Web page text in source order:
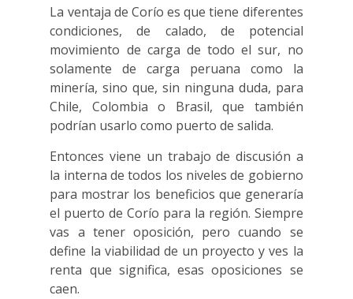
La ventaja de Corío es que tiene diferentes
condiciones, de calado, de potencial
movimiento de carga de todo el sur, no
solamente de carga peruana como la
minería, sino que, sin ninguna duda, para
Chile, Colombia o Brasil, que también
podrían usarlo como puerto de salida.
Entonces viene un trabajo de discusión a
la interna de todos los niveles de gobierno
para mostrar los beneficios que generaría
el puerto de Corío para la región. Siempre
vas a tener oposición, pero cuando se
define la viabilidad de un proyecto y ves la
renta que significa, esas oposiciones se
caen.